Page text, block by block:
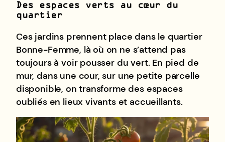
Des espaces verts au cœur du
quartier
Ces jardins prennent place dans le quartier
Bonne-Femme, là où on ne s’attend pas
toujours à voir pousser du vert. En pied de
mur, dans une cour, sur une petite parcelle
disponible, on transforme des espaces
oubliés en lieux vivants et accueillants.